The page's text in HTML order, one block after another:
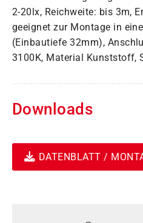
2-20lx, Reichweite: bis 3m,
geeignet zur Montage in
(Einbautiefe 32mm),
3100K, Material Kunststoff,
Downloads
DATENBLATT /